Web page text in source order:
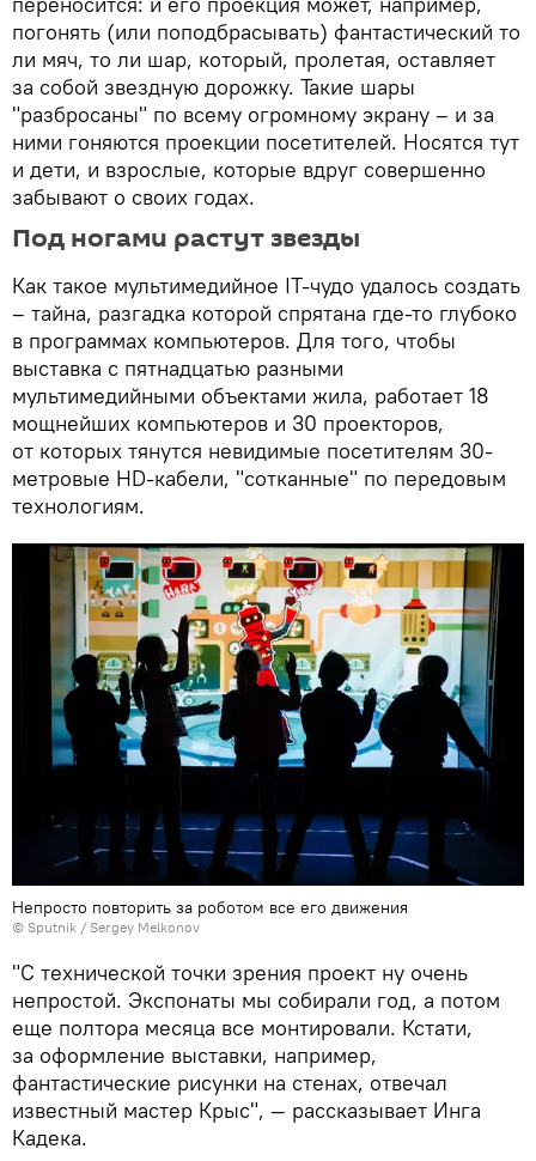
погонять (или поподбрасывать) фантастический то
ли мяч, то ли шар, который, пролетая, оставляет
за собой звездную дорожку. Такие шары
"разбросаны" по всему огромному экрану – и за
ними гоняются проекции посетителей. Носятся тут
и дети, и взрослые, которые вдруг совершенно
забывают о своих годах.
Под ногами растут звезды
Как такое мультимедийное IT-чудо удалось создать
– тайна, разгадка которой спрятана где-то глубоко
в программах компьютеров. Для того, чтобы
выставка с пятнадцатью разными
мультимедийными объектами жила, работает 18
мощнейших компьютеров и 30 проекторов,
от которых тянутся невидимые посетителям 30-
метровые HD-кабели, "сотканные" по передовым
технологиям.
Непросто повторить за роботом все его движения
© Sputnik / Sergey Melkonov
"С технической точки зрения проект ну очень
непростой. Экспонаты мы собирали год, а потом
еще полтора месяца все монтировали. Кстати,
за оформление выставки, например,
фантастические рисунки на стенах, отвечал
известный мастер Крыс", — рассказывает Инга
Кадека.